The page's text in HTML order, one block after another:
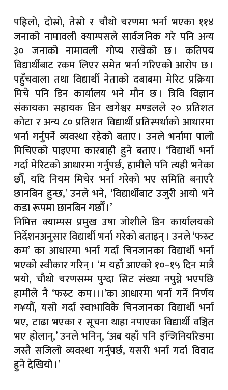
पहिलो, दोस्रो, तेस्रो र चौथो चरणमा भर्ना भएका ११४
जनाको नामावली क्याम्पसले सार्वजनिक गरे पनि अन्य
३० जनाको नामावली गोप्य राखेको छ । कतिपय
विद्यार्थीबाट रकम लिएर समेत भर्ना गरिएको आरोप छ ।
पहुँचवाला तथा विद्यार्थी नेताको दबाबमा मेरिट प्रक्रिया
मिचे पनि डिन कार्यालय भने मौन छ । त्रिवि विज्ञान
संकायका सहायक डिन खगेश्वर मण्डलले २० प्रतिशत
कोटा र अन्य ८० प्रतिशत विद्यार्थी प्रतिस्पर्धाको आधारमा
भर्ना गर्नुपर्ने व्यवस्था रहेको बताए । उनले भर्नामा पालो
मिचिएको पाइएमा कारबाही हुने बताए । ‘विद्यार्थी भर्ना
गर्दा मेरिटको आधारमा गर्नुपर्छ, हामीले पनि त्यही भनेका
छौँ, यदि नियम मिचेर भर्ना गरेको भए समिति बनाएरै
छानबिन हुन्छ,’ उनले भने, ‘विद्यार्थीबाट उजुरी आयो भने
कडा रूपमा छानबिन गर्छौँ ।’
निमित्त क्याम्पस प्रमुख उषा जोशीले डिन कार्यालयको
निर्देशनअनुसार विद्यार्थी भर्ना गरेको बताइन् । उनले ‘फस्र्ट
कम’ का आधारमा भर्ना गर्दा चिनजानका विद्यार्थी भर्ना
भएको स्वीकार गरिन् । ‘म यहाँ आएको १०–१५ दिन मात्रै
भयो, चौथो चरणसम्म पुग्दा सिट संख्या नपुग्ने भएपछि
हामीले नै ‘फस्र्ट कम।।।’का आधारमा भर्ना गर्ने निर्णय
ग¥यौँ, यसो गर्दा स्वाभाविकै चिनजानका विद्यार्थी भर्ना
भए, टाढा भएका र सूचना थाहा नपाएका विद्यार्थी वञ्चित
भए होलान्,’ उनले भनिन्, ‘अब यहाँ पनि इन्जिनियरिङमा
जस्तै सजिलो व्यवस्था गर्नुपर्छ, यसरी भर्ना गर्दा विवाद
हुने देखियो ।’